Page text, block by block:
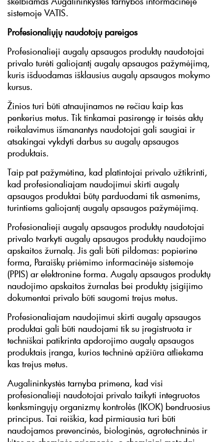
sistemoje VATIS.
Profesionaliųjų naudotojų pareigos
Profesionalieji augalų apsaugos produktų naudotojai
privalo turėti galiojantį augalų apsaugos pažymėjimą,
kuris išduodamas išklausius augalų apsaugos mokymo
kursus.
Žinios turi būti atnaujinamos ne rečiau kaip kas
penkerius metus. Tik tinkamai pasirengę ir teisės aktų
reikalavimus išmanantys naudotojai gali saugiai ir
atsakingai vykdyti darbus su augalų apsaugos
produktais.
Taip pat pažymėtina, kad platintojai privalo užtikrinti,
kad profesionaliajam naudojimui skirti augalų
apsaugos produktai būtų parduodami tik asmenims,
turintiems galiojantį augalų apsaugos pažymėjimą.
Profesionalieji augalų apsaugos produktų naudotojai
privalo tvarkyti augalų apsaugos produktų naudojimo
apskaitos žurnalą. Jis gali būti pildomas: popierine
forma, Paraiškų priėmimo informacinėje sistemoje
(PPIS) ar elektronine forma. Augalų apsaugos produktų
naudojimo apskaitos žurnalas bei produktų įsigijimo
dokumentai privalo būti saugomi trejus metus.
Profesionaliajam naudojimui skirti augalų apsaugos
produktai gali būti naudojami tik su įregistruota ir
techniškai patikrinta apdorojimo augalų apsaugos
produktais įranga, kurios techninė apžiūra atliekama
kas trejus metus.
Augalininkystės tarnyba primena, kad visi
profesionalieji naudotojai privalo taikyti integruotos
kenksmingųjų organizmų kontrolės (IKOK) bendruosius
principus. Tai reiškia, kad pirmiausia turi būti
naudojamos prevencinės, biologinės, agrotechninės ir